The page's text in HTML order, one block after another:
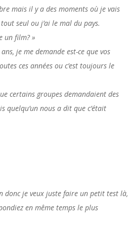
mais il y a des moments où je vais
seul ou j’ai le mal du pays.
un film? »
je me demande est-ce que vos
ces années ou c’est toujours le
certains groupes demandaient des
quelqu’un nous a dit que c’était
donc je veux juste faire un petit test là,
en même temps le plus